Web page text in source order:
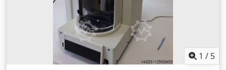
1 / 5